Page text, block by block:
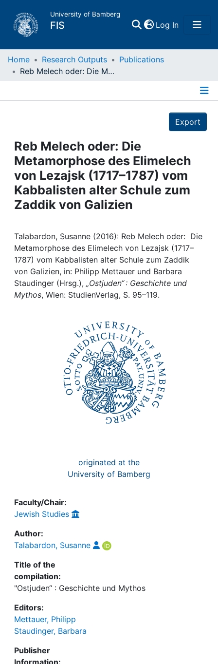
University of Bamberg
FIS Log In(current)
Home
Projects
People
Institutions
My FIS
Help
Home Research Outputs
Publications
Reb Melech oder: Die Metamorphose des Elimelech von Lezajsk (1717–1787) vom Kabbalisten alter Schule zum Zaddik von Galizien
Export
Reb Melech oder: Die
Metamorphose des Elimelech
von Lezajsk (1717–1787) vom
Kabbalisten alter Schule zum
Zaddik von Galizien
Talabardon, Susanne (2016): Reb Melech oder: Die
Metamorphose des Elimelech von Lezajsk (1717–
1787) vom Kabbalisten alter Schule zum Zaddik
von Galizien, in: Philipp Mettauer und Barbara
Staudinger (Hrsg.), „Ostjuden“ : Geschichte und
Mythos, Wien: StudienVerlag, S. 95–119.
originated at the
University of Bamberg
Faculty/Chair:
Jewish Studies
Author:
Talabardon, Susanne
Title of the
compilation:
"Ostjuden“ : Geschichte und Mythos
Editors:
Mettauer, Philipp
Staudinger, Barbara
Publisher
Information: